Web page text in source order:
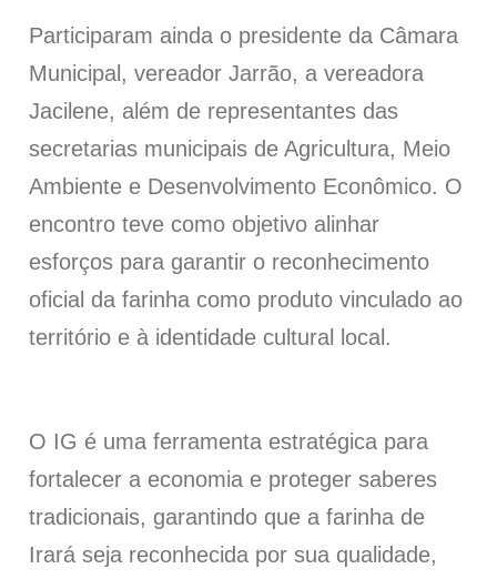
Participaram ainda o presidente da Câmara
Municipal, vereador Jarrão, a vereadora
Jacilene, além de representantes das
secretarias municipais de Agricultura, Meio
Ambiente e Desenvolvimento Econômico. O
encontro teve como objetivo alinhar
esforços para garantir o reconhecimento
oficial da farinha como produto vinculado ao
território e à identidade cultural local.
O IG é uma ferramenta estratégica para
fortalecer a economia e proteger saberes
tradicionais, garantindo que a farinha de
Irará seja reconhecida por sua qualidade,